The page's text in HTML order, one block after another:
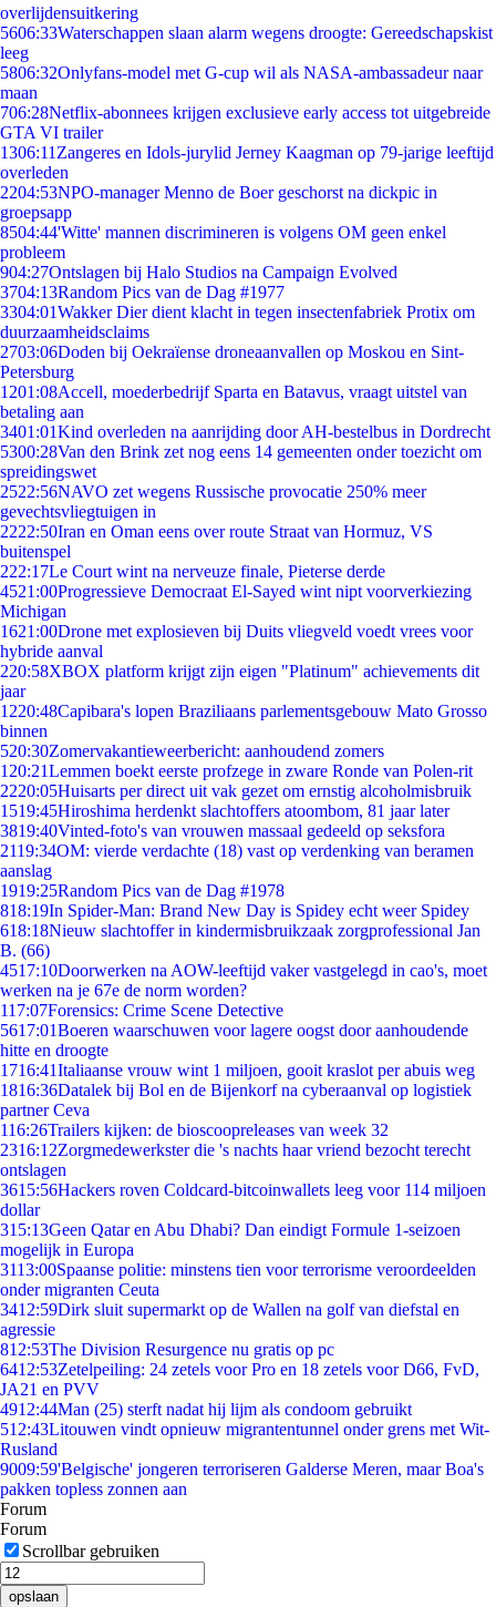
overlijdensuitkering
5606:33Waterschappen slaan alarm wegens droogte: Gereedschapskist
leeg
5806:32Onlyfans-model met G-cup wil als NASA-ambassadeur naar
maan
706:28Netflix-abonnees krijgen exclusieve early access tot uitgebreide
GTA VI trailer
1306:11 Zangeres en Idols-jurylid Jerney Kaagman op 79-jarige leeftijd
overleden
2204:53NPO-manager Menno de Boer geschorst na dickpic in
groepsapp
8504:44'Witte' mannen discrimineren is volgens OM geen enkel
probleem
904:27Ontslagen bij Halo Studios na Campaign Evolved
3704:13Random Pics van de Dag #1977
3304:01Wakker Dier dient klacht in tegen insectenfabriek Protix om
duurzaamheidsclaims
2703:06Doden bij Oekraïense droneaanvallen op Moskou en Sint-
Petersburg
1201:08Accell, moederbedrijf Sparta en Batavus, vraagt uitstel van
betaling aan
3401:01Kind overleden na aanrijding door AH-bestelbus in Dordrecht
5300:28Van den Brink zet nog eens 14 gemeenten onder toezicht om
spreidingswet
2522:56NAVO zet wegens Russische provocatie 250% meer
gevechtsvliegtuigen in
2222:50Iran en Oman eens over route Straat van Hormuz, VS
buitenspel
222:17Le Court wint na nerveuze finale, Pieterse derde
4521:00Progressieve Democraat El-Sayed wint nipt voorverkiezing
Michigan
1621:00Drone met explosieven bij Duits vliegveld voedt vrees voor
hybride aanval
220:58XBOX platform krijgt zijn eigen "Platinum" achievements dit
jaar
1220:48Capibara's lopen Braziliaans parlementsgebouw Mato Grosso
binnen
520:30Zomervakantieweerbericht: aanhoudend zomers
1 20:21Lemmen boekt eerste profzege in zware Ronde van Polen-rit
2220:05Huisarts per direct uit vak gezet om ernstig alcoholmisbruik
1519:45Hiroshima herdenkt slachtoffers atoombom, 81 jaar later
3819:40Vinted-foto's van vrouwen massaal gedeeld op seksfora
2119:34OM: vierde verdachte (18) vast op verdenking van beramen
aanslag
1919:25Random Pics van de Dag #1978
818:19In Spider-Man: Brand New Day is Spidey echt weer Spidey
618:18Nieuw slachtoffer in kindermisbruikzaak zorgprofessional Jan
B. (66)
4517:10Doorwerken na AOW-leeftijd vaker vastgelegd in cao's, moet
werken na je 67e de norm worden?
117:07Forensics: Crime Scene Detective
5617:01Boeren waarschuwen voor lagere oogst door aanhoudende
hitte en droogte
1716:41Italiaanse vrouw wint 1 miljoen, gooit kraslot per abuis weg
1816:36Datalek bij Bol en de Bijenkorf na cyberaanval op logistiek
partner Ceva
116:26Trailers kijken: de bioscoopreleases van week 32
2316:12Zorgmedewerkster die 's nachts haar vriend bezocht terecht
ontslagen
3615:56Hackers roven Coldcard-bitcoinwallets leeg voor 114 miljoen
dollar
315:13Geen Qatar en Abu Dhabi? Dan eindigt Formule 1-seizoen
mogelijk in Europa
3113:00Spaanse politie: minstens tien voor terrorisme veroordeelden
onder migranten Ceuta
3412:59Dirk sluit supermarkt op de Wallen na golf van diefstal en
agressie
812:53The Division Resurgence nu gratis op pc
6412:53Zetelpeiling: 24 zetels voor Pro en 18 zetels voor D66, FvD,
JA21 en PVV
4912:44Man (25) sterft nadat hij lijm als condoom gebruikt
512:43Litouwen vindt opnieuw migrantentunnel onder grens met Wit-
Rusland
9009:59'Belgische' jongeren terroriseren Galderse Meren, maar Boa's
pakken topless zonnen aan
Forum
Forum
Scrollbar gebruiken
opslaan